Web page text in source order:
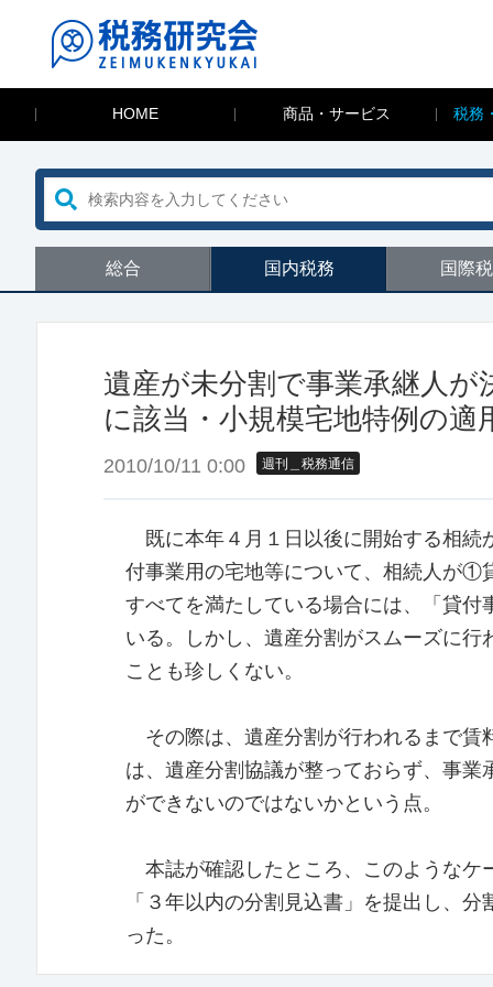
HOME 商品・サービス 税務
総合 国内税務 国際
遺産が未分割で事業承継人が
に該当・小規模宅地特例の適
2010/10/11 0:00 週刊＿税務通信
既に本年４月１日以後に開始する相続
付事業用の宅地等について、相続人が
すべてを満たしている場合には、「貸
いる。しかし、遺産分割がスムーズに
ことも珍しくない。
その際は、遺産分割が行われるまで賃
は、遺産分割協議が整っておらず、事
ができないのではないかという点。
本誌が確認したところ、このようなケ
「３年以内の分割見込書」を提出し、
った。